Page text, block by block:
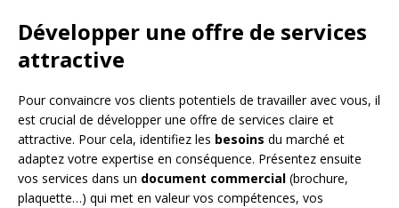
Développer une offre de services
attractive
Pour convaincre vos clients potentiels de travailler avec vous, il
est crucial de développer une offre de services claire et
attractive. Pour cela, identifiez les besoins du marché et
adaptez votre expertise en conséquence. Présentez ensuite
vos services dans un document commercial (brochure,
plaquette…) qui met en valeur vos compétences, vos